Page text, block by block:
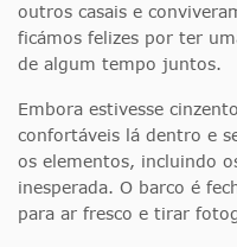
outros casais e
ficámos felizes por ter
de algum tempo juntos.
Embora estivesse
confortáveis lá dentro e
os elementos, incluindo
inesperada. O barco é
para ar fresco e tirar